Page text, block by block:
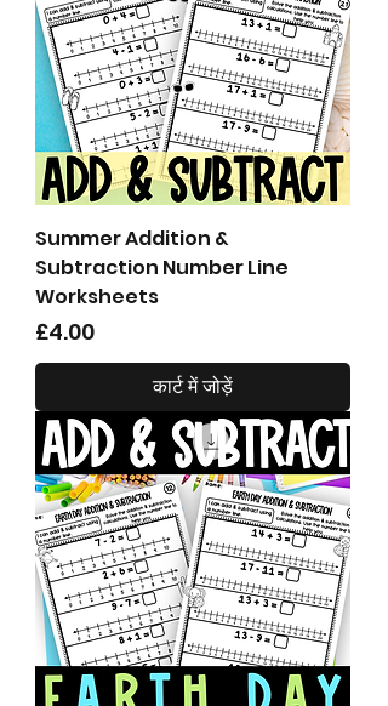
Summer Addition &
Subtraction Number Line
Worksheets
मूल्य
£4.00
कार्ट में जोड़ें